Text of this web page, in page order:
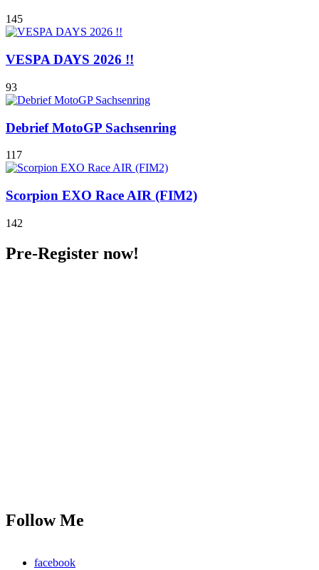
145
VESPA DAYS 2026 !!
93
Debrief MotoGP Sachsenring
117
Scorpion EXO Race AIR (FIM2)
142
Pre-Register now!
Follow Me
facebook